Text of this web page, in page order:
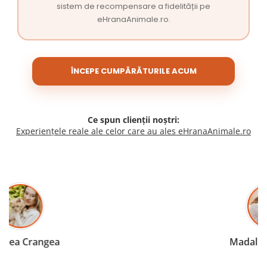
sistem de recompensare a fidelității pe
eHranaAnimale.ro.
ÎNCEPE CUMPĂRĂTURILE ACUM
Ce spun clienții noștri:
Experiențele reale ale celor care au ales eHranaAnimale.ro